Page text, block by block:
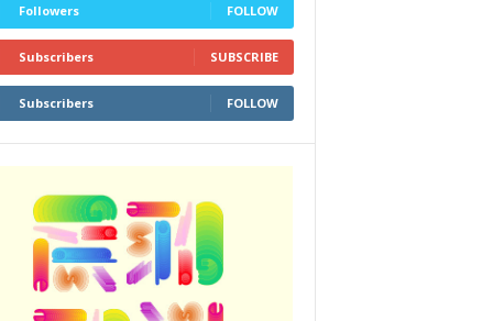
Followers FOLLOW
Subscribers SUBSCRIBE
Subscribers FOLLOW